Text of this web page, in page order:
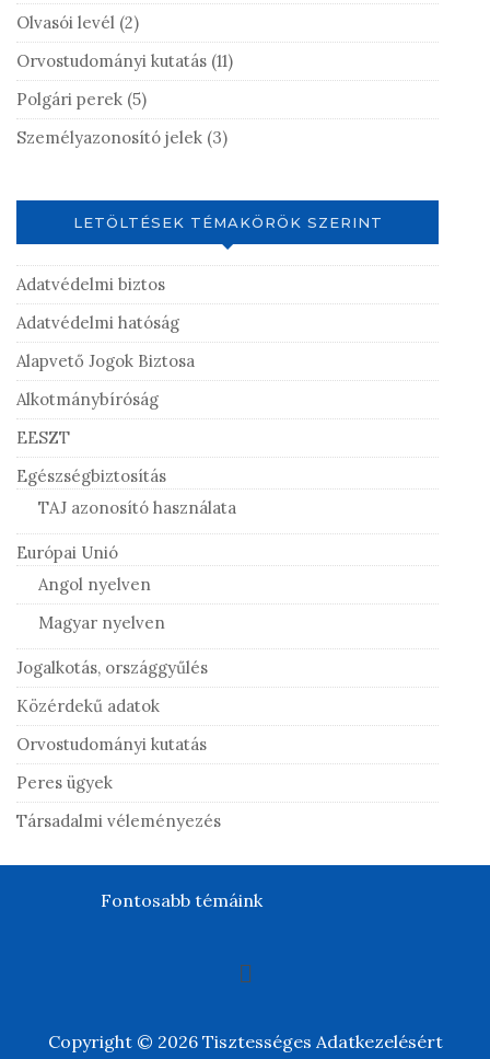
Olvasói levél (2)
Orvostudományi kutatás (11)
Polgári perek (5)
Személyazonosító jelek (3)
LETÖLTÉSEK TÉMAKÖRÖK SZERINT
Adatvédelmi biztos
Adatvédelmi hatóság
Alapvető Jogok Biztosa
Alkotmánybíróság
EESZT
Egészségbiztosítás
TAJ azonosító használata
Európai Unió
Angol nyelven
Magyar nyelven
Jogalkotás, országgyűlés
Közérdekű adatok
Orvostudományi kutatás
Peres ügyek
Társadalmi véleményezés
Fontosabb témáink
Copyright © 2026 Tisztességes Adatkezelésért